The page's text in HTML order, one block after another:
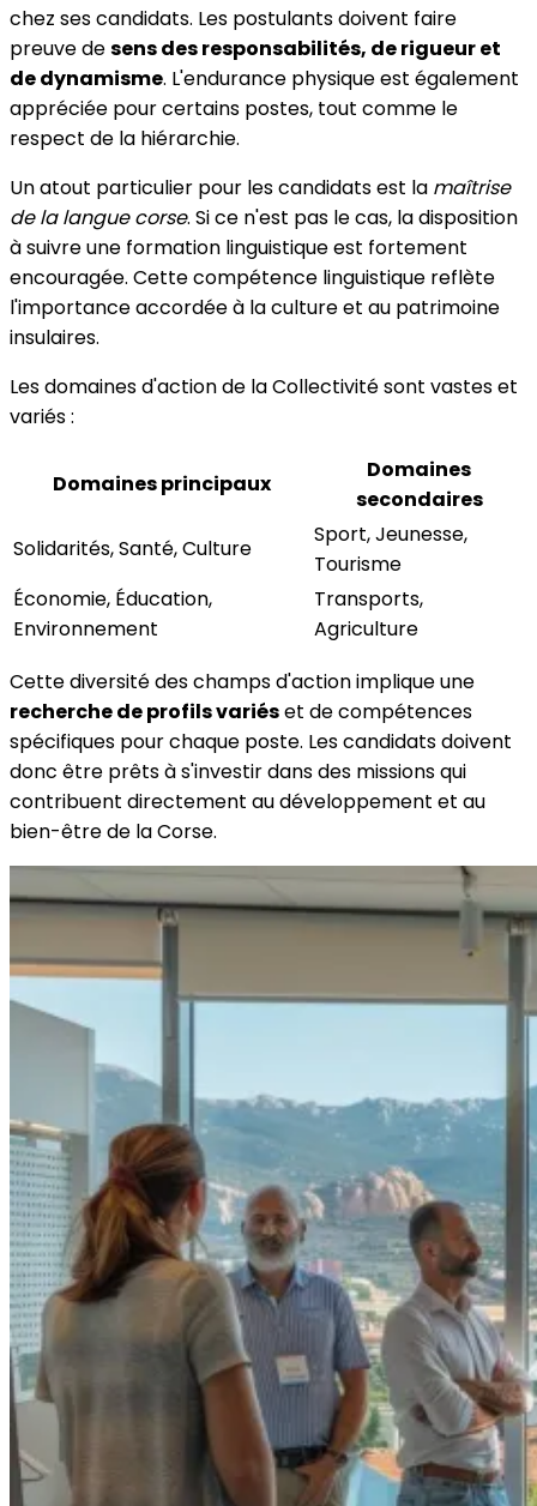
chez ses candidats. Les postulants doivent faire
preuve desens des responsabilités, de rigueur et
de dynamisme. L'endurance physique est également
appréciée pour certains postes, tout comme le
respect de la hiérarchie.
Un atout particulier pour les candidats est la maîtrise
de la langue corse. Si ce n'est pas le cas, la disposition
à suivre une formation linguistique est fortement
encouragée. Cette compétence linguistique reflète
l'importance accordée à la culture et au patrimoine
insulaires.
Les domaines d'action de la Collectivité sont vastes et
variés :
Domaines principaux
Domaines
secondaires
Solidarités, Santé, Culture
Sport, Jeunesse,
Tourisme
Économie, Éducation,
Environnement
Transports,
Agriculture
Cette diversité des champs d'action implique une
recherche de profils variéset de compétences
spécifiques pour chaque poste. Les candidats doivent
donc être prêts à s'investir dans des missions qui
contribuent directement au développement et au
bien-être de la Corse.